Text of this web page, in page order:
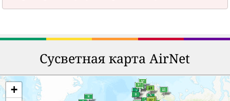
Сусветная карта AirNet
+